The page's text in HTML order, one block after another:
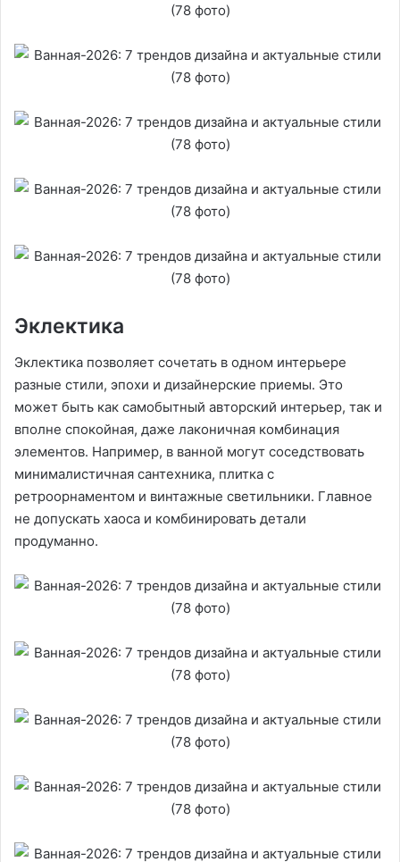
Эклектика
Эклектика позволяет сочетать в одном интерьере
разные стили, эпохи и дизайнерские приемы. Это
может быть как самобытный авторский интерьер, так и
вполне спокойная, даже лаконичная комбинация
элементов. Например, в ванной могут соседствовать
минималистичная сантехника, плитка с
ретроорнаментом и винтажные светильники. Главное
не допускать хаоса и комбинировать детали
продуманно.